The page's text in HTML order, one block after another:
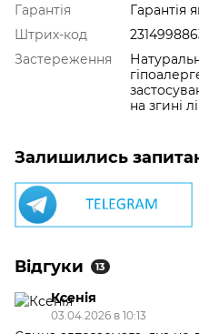
Гарантія
Гарантія
Штрих-код
Застереження
на згині
Залишились
Відгуки 13
Ксенія
03.04.2026 в 10:13